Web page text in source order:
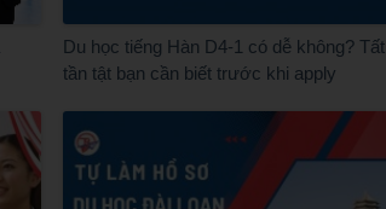
Du học tiếng Hàn D4-1 có dễ không? Tất
tần tật bạn cần biết trước khi apply